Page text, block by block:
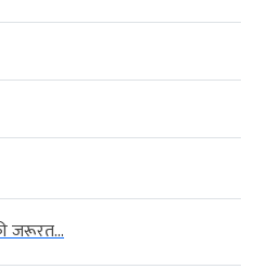
जरूरत...